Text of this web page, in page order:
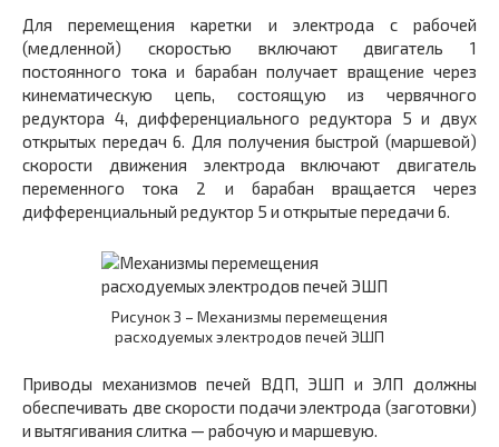
Для перемещения каретки и электрода с рабочей
(медленной) скоростью включают двигатель 1
постоянного тока и барабан получает вращение через
кинематическую цепь, состоящую из червячного
редуктора 4, дифференциального редуктора 5и двух
открытых передач6. Для получения быстрой (маршевой)
скорости движения электрода включают двигатель
переменного тока 2 и барабан вращается через
дифференциальный редуктор 5 и открытые передачи 6.
Рисунок 3 – Механизмы перемещения
расходуемых электродов печей ЭШП
Приводы механизмовпечей ВДП, ЭШП и ЭЛП должны
обеспечивать две скорости подачи электрода (заготовки)
и вытягивания слитка — рабочую и маршевую.